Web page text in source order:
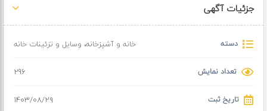
جزئیات آگهی
دسته خانه و آشپزخانه، وسایل و تزئینات خانه
تعداد نمایش 296
تاریخ ثبت ۱۴۰۳/۰۸/۲۹